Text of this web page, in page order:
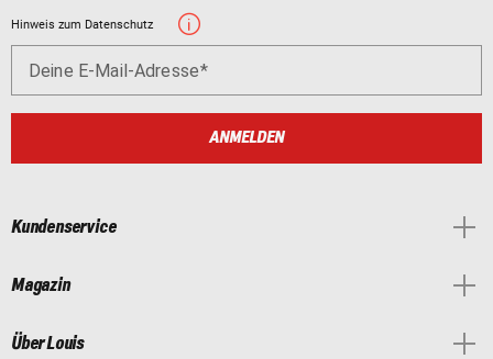
Hinweis zum Datenschutz
Deine E-Mail-Adresse
ANMELDEN
Kundenservice
Magazin
Über Louis